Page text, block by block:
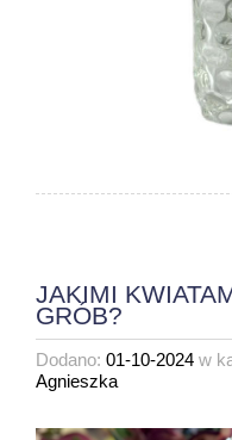
JAKIMI
GRÓB?
Dodano: 01-10-2024 w
Agnieszka